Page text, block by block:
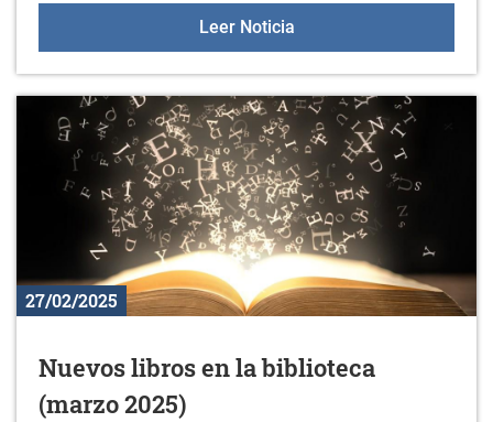
Leer NoticiaAsesoramiento en la
27/02/2025
Nuevos libros en la biblioteca
(marzo 2025)